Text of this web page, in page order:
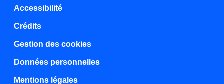
Accessibilité
Crédits
Gestion des cookies
Données personnelles
Mentions légales